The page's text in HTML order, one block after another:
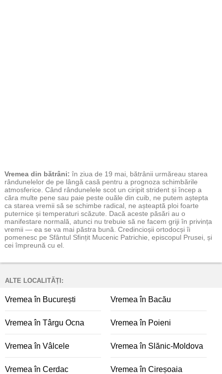
Vremea din bătrâni: în ziua de 19 mai, bătrânii urmăreau starea
rândunelelor de pe lângă casă pentru a prognoza schimbările
atmosferice. Când rândunelele scot un ciripit strident și încep a
căra multe pene sau paie peste ouăle din cuib, ne putem aștepta
ca starea vremii să se schimbe radical, ne așteaptă ploi foarte
puternice și temperaturi scăzute. Dacă aceste păsări au o
manifestare normală, atunci nu trebuie să ne facem griji în privința
vremii — ea se va mai păstra bună. Credincioșii ortodocși îi
pomenesc pe Sfântul Sfințit Mucenic Patrichie, episcopul Prusei, și
cei împreună cu el.
ALTE LOCALITĂȚI:
Vremea în București Vremea în Bacău
Vremea în Târgu Ocna Vremea în Poieni
Vremea în Vâlcele Vremea în Slănic-Moldova
Vremea în Cerdac Vremea în Cireșoaia